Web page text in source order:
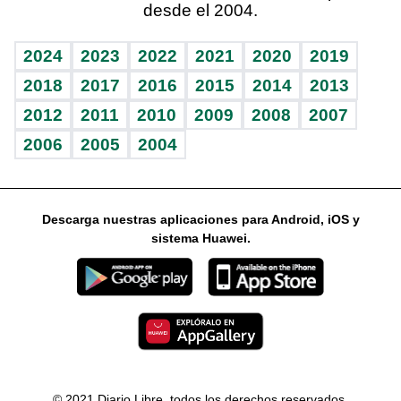
Vida y familia
Eñe
Celebrando la vida
Sin complejos
En pocas palabras
Escuchando al corazón
Economía Personal
Consulta Libre
BRV
TBT Deportivo
Más firmas
Guía del dinero
Horóscopos
desde el 2004.
2024 2023 2022 2021 2020
2019
2018
2017 2016 2015 2014
2013
2012
2011 2010 2009 2008
2007
2006
2005 2004
Descarga nuestras aplicaciones para Android, iOS y
sistema Huawei.